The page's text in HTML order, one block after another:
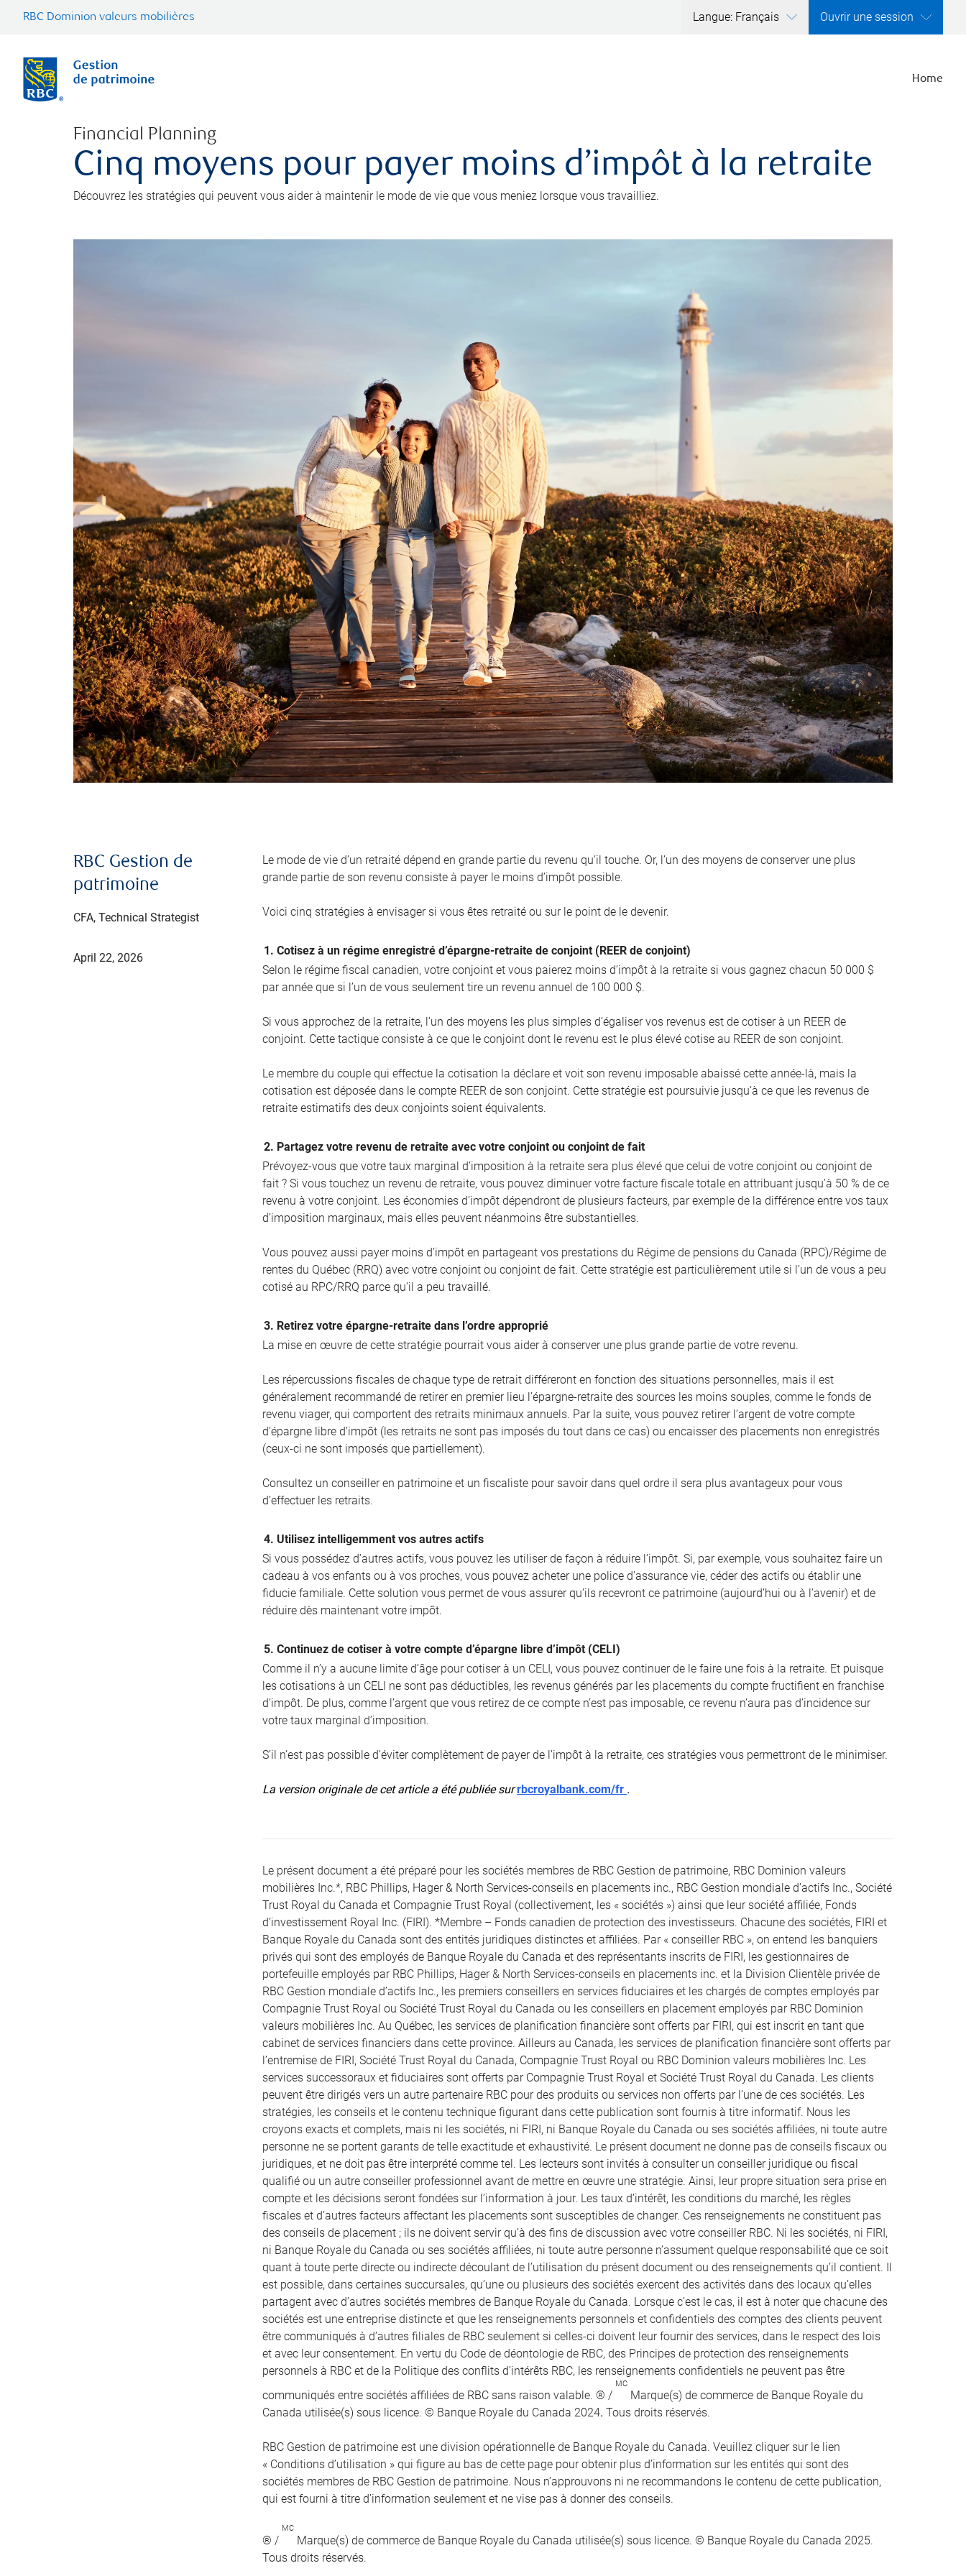
RBC Dominion valeurs mobilières Langue: Français Ouvrir une session
Home
Financial Planning
Cinq moyens pour payer moins d’impôt à la retraite
Découvrez les stratégies qui peuvent vous aider à maintenir le mode de vie que vous meniez lorsque vous travailliez.
RBC Gestion de
patrimoine
CFA, Technical Strategist
April 22, 2026
Le mode de vie d’un retraité dépend en grande partie du revenu qu’il touche. Or, l’un des moyens de conserver une plus
grande partie de son revenu consiste à payer le moins d’impôt possible.
Voici cinq stratégies à envisager si vous êtes retraité ou sur le point de le devenir.
1. Cotisez à un régime enregistré d’épargne-retraite de conjoint (REER de conjoint)
Selon le régime fiscal canadien, votre conjoint et vous paierez moins d’impôt à la retraite si vous gagnez chacun 50 000 $
par année que si l’un de vous seulement tire un revenu annuel de 100 000 $.
Si vous approchez de la retraite, l’un des moyens les plus simples d’égaliser vos revenus est de cotiser à un REER de
conjoint. Cette tactique consiste à ce que le conjoint dont le revenu est le plus élevé cotise au REER de son conjoint.
Le membre du couple qui effectue la cotisation la déclare et voit son revenu imposable abaissé cette année-là, mais la
cotisation est déposée dans le compte REER de son conjoint. Cette stratégie est poursuivie jusqu’à ce que les revenus de
retraite estimatifs des deux conjoints soient équivalents.
2. Partagez votre revenu de retraite avec votre conjoint ou conjoint de fait
Prévoyez-vous que votre taux marginal d’imposition à la retraite sera plus élevé que celui de votre conjoint ou conjoint de
fait ? Si vous touchez un revenu de retraite, vous pouvez diminuer votre facture fiscale totale en attribuant jusqu’à 50 % de ce
revenu à votre conjoint. Les économies d’impôt dépendront de plusieurs facteurs, par exemple de la différence entre vos taux
d’imposition marginaux, mais elles peuvent néanmoins être substantielles.
Vous pouvez aussi payer moins d’impôt en partageant vos prestations du Régime de pensions du Canada (RPC)/Régime de
rentes du Québec (RRQ) avec votre conjoint ou conjoint de fait. Cette stratégie est particulièrement utile si l’un de vous a peu
cotisé au RPC/RRQ parce qu’il a peu travaillé.
3. Retirez votre épargne-retraite dans l’ordre approprié
La mise en œuvre de cette stratégie pourrait vous aider à conserver une plus grande partie de votre revenu.
Les répercussions fiscales de chaque type de retrait différeront en fonction des situations personnelles, mais il est
généralement recommandé de retirer en premier lieu l’épargne-retraite des sources les moins souples, comme le fonds de
revenu viager, qui comportent des retraits minimaux annuels. Par la suite, vous pouvez retirer l’argent de votre compte
d’épargne libre d’impôt (les retraits ne sont pas imposés du tout dans ce cas) ou encaisser des placements non enregistrés
(ceux-ci ne sont imposés que partiellement).
Consultez un conseiller en patrimoine et un fiscaliste pour savoir dans quel ordre il sera plus avantageux pour vous
d’effectuer les retraits.
4. Utilisez intelligemment vos autres actifs
Si vous possédez d’autres actifs, vous pouvez les utiliser de façon à réduire l’impôt. Si, par exemple, vous souhaitez faire un
cadeau à vos enfants ou à vos proches, vous pouvez acheter une police d’assurance vie, céder des actifs ou établir une
fiducie familiale. Cette solution vous permet de vous assurer qu’ils recevront ce patrimoine (aujourd’hui ou à l’avenir) et de
réduire dès maintenant votre impôt.
5. Continuez de cotiser à votre compte d’épargne libre d’impôt (CELI)
Comme il n’y a aucune limite d’âge pour cotiser à un CELI, vous pouvez continuer de le faire une fois à la retraite. Et puisque
les cotisations à un CELI ne sont pas déductibles, les revenus générés par les placements du compte fructifient en franchise
d’impôt. De plus, comme l’argent que vous retirez de ce compte n’est pas imposable, ce revenu n’aura pas d’incidence sur
votre taux marginal d’imposition.
S’il n’est pas possible d’éviter complètement de payer de l’impôt à la retraite, ces stratégies vous permettront de le minimiser.
La version originale de cet article a été publiée surrbcroyalbank.com/fr .
Le présent document a été préparé pour les sociétés membres de RBC Gestion de patrimoine, RBC Dominion valeurs
mobilières Inc.*, RBC Phillips, Hager & North Services-conseils en placements inc., RBC Gestion mondiale d’actifs Inc., Société
Trust Royal du Canada et Compagnie Trust Royal (collectivement, les « sociétés ») ainsi que leur société affiliée, Fonds
d’investissement Royal Inc. (FIRI). *Membre – Fonds canadien de protection des investisseurs. Chacune des sociétés, FIRI et
Banque Royale du Canada sont des entités juridiques distinctes et affiliées. Par « conseiller RBC », on entend les banquiers
privés qui sont des employés de Banque Royale du Canada et des représentants inscrits de FIRI, les gestionnaires de
portefeuille employés par RBC Phillips, Hager & North Services-conseils en placements inc. et la Division Clientèle privée de
RBC Gestion mondiale d’actifs Inc., les premiers conseillers en services fiduciaires et les chargés de comptes employés par
Compagnie Trust Royal ou Société Trust Royal du Canada ou les conseillers en placement employés par RBC Dominion
valeurs mobilières Inc. Au Québec, les services de planification financière sont offerts par FIRI, qui est inscrit en tant que
cabinet de services financiers dans cette province. Ailleurs au Canada, les services de planification financière sont offerts par
l’entremise de FIRI, Société Trust Royal du Canada, Compagnie Trust Royal ou RBC Dominion valeurs mobilières Inc. Les
services successoraux et fiduciaires sont offerts par Compagnie Trust Royal et Société Trust Royal du Canada. Les clients
peuvent être dirigés vers un autre partenaire RBC pour des produits ou services non offerts par l’une de ces sociétés. Les
stratégies, les conseils et le contenu technique figurant dans cette publication sont fournis à titre informatif. Nous les
croyons exacts et complets, mais ni les sociétés, ni FIRI, ni Banque Royale du Canada ou ses sociétés affiliées, ni toute autre
personne ne se portent garants de telle exactitude et exhaustivité. Le présent document ne donne pas de conseils fiscaux ou
juridiques, et ne doit pas être interprété comme tel. Les lecteurs sont invités à consulter un conseiller juridique ou fiscal
qualifié ou un autre conseiller professionnel avant de mettre en œuvre une stratégie. Ainsi, leur propre situation sera prise en
compte et les décisions seront fondées sur l’information à jour. Les taux d’intérêt, les conditions du marché, les règles
fiscales et d’autres facteurs affectant les placements sont susceptibles de changer. Ces renseignements ne constituent pas
des conseils de placement ; ils ne doivent servir qu’à des fins de discussion avec votre conseiller RBC. Ni les sociétés, ni FIRI,
ni Banque Royale du Canada ou ses sociétés affiliées, ni toute autre personne n’assument quelque responsabilité que ce soit
quant à toute perte directe ou indirecte découlant de l’utilisation du présent document ou des renseignements qu’il contient. Il
est possible, dans certaines succursales, qu’une ou plusieurs des sociétés exercent des activités dans des locaux qu’elles
partagent avec d’autres sociétés membres de Banque Royale du Canada. Lorsque c’est le cas, il est à noter que chacune des
sociétés est une entreprise distincte et que les renseignements personnels et confidentiels des comptes des clients peuvent
être communiqués à d’autres filiales de RBC seulement si celles-ci doivent leur fournir des services, dans le respect des lois
et avec leur consentement. En vertu du Code de déontologie de RBC, des Principes de protection des renseignements
personnels à RBC et de la Politique des conflits d’intérêts RBC, les renseignements confidentiels ne peuvent pas être
communiqués entre sociétés affiliées de RBC sans raison valable. ® /
MC
Marque(s) de commerce de Banque Royale du
Canada utilisée(s) sous licence. © Banque Royale du Canada 2024. Tous droits réservés.
RBC Gestion de patrimoine est une division opérationnelle de Banque Royale du Canada. Veuillez cliquer sur le lien
« Conditions d’utilisation » qui figure au bas de cette page pour obtenir plus d’information sur les entités qui sont des
sociétés membres de RBC Gestion de patrimoine. Nous n’approuvons ni ne recommandons le contenu de cette publication,
qui est fourni à titre d’information seulement et ne vise pas à donner des conseils.
® /
MC
Marque(s) de commerce de Banque Royale du Canada utilisée(s) sous licence. © Banque Royale du Canada 2025.
Tous droits réservés.